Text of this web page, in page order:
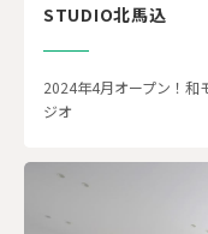
STUDIO北馬込
2024年4月オープン！和
ジオ